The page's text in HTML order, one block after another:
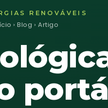
RENOVÁVEIS
›Blog › Artigo